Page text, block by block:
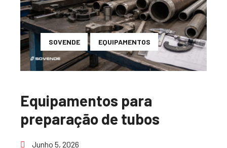
SOVENDE EQUIPAMENTOS
Equipamentos para
preparação de tubos
Junho 5, 2026